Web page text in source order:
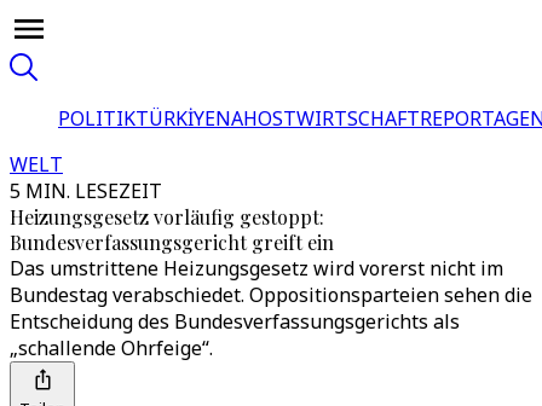
POLITIKTÜRKİYENAHOSTWIRTSCHAFT
WELT
5 MIN. LESEZEIT
Heizungsgesetz vorläufig gestoppt:
Bundesverfassungsgericht greift ein
Das umstrittene Heizungsgesetz wird vorerst nicht im
Bundestag verabschiedet. Oppositionsparteien sehen die
Entscheidung des Bundesverfassungsgerichts als
„schallende Ohrfeige“.